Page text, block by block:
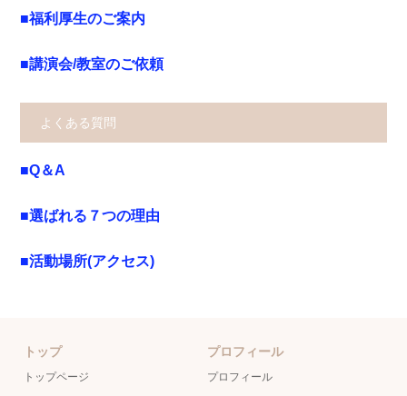
■福利厚生のご案内
■講演会/教室のご依頼
よくある質問
■Q＆A
■選ばれる７つの理由
■活動場所(アクセス)
トップ
トップページ
プロフィール
プロフィール